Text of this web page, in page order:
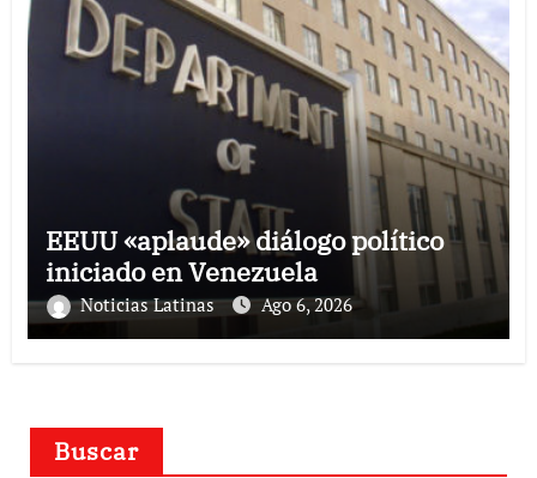
EEUU «aplaude» diálogo político
iniciado en Venezuela
Noticias Latinas Ago 6, 2026
Buscar